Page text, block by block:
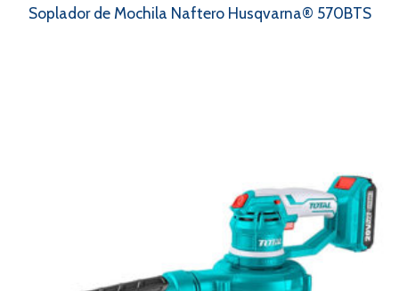
Soplador de Mochila Naftero Husqvarna® 570BTS